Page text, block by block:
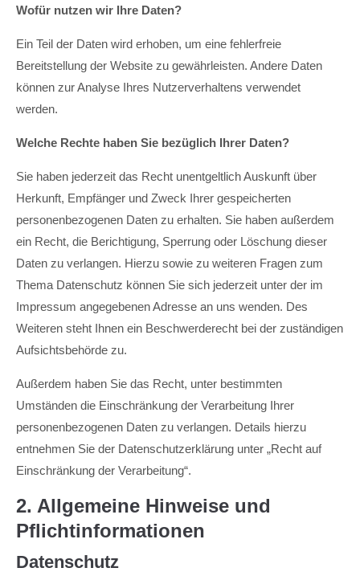
Wofür nutzen wir Ihre Daten?
Ein Teil der Daten wird erhoben, um eine fehlerfreie
Bereitstellung der Website zu gewährleisten. Andere Daten
können zur Analyse Ihres Nutzerverhaltens verwendet
werden.
Welche Rechte haben Sie bezüglich Ihrer Daten?
Sie haben jederzeit das Recht unentgeltlich Auskunft über
Herkunft, Empfänger und Zweck Ihrer gespeicherten
personenbezogenen Daten zu erhalten. Sie haben außerdem
ein Recht, die Berichtigung, Sperrung oder Löschung dieser
Daten zu verlangen. Hierzu sowie zu weiteren Fragen zum
Thema Datenschutz können Sie sich jederzeit unter der im
Impressum angegebenen Adresse an uns wenden. Des
Weiteren steht Ihnen ein Beschwerderecht bei der zuständigen
Aufsichtsbehörde zu.
Außerdem haben Sie das Recht, unter bestimmten
Umständen die Einschränkung der Verarbeitung Ihrer
personenbezogenen Daten zu verlangen. Details hierzu
entnehmen Sie der Datenschutzerklärung unter „Recht auf
Einschränkung der Verarbeitung“.
2. Allgemeine Hinweise und
Pflichtinformationen
Datenschutz